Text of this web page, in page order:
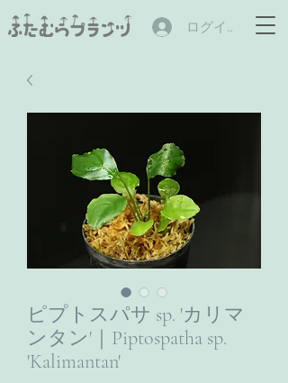
ログイン
ピプトスパサ sp. 'カリマ
ンタン'｜Piptospatha sp.
'Kalimantan'